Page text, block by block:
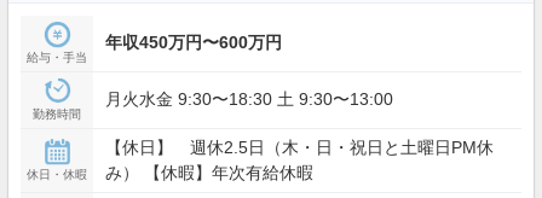
給与・手当
年収450万円〜600万円
勤務時間
月火水金 9:30〜18:30 土 9:30〜13:00
休日・休暇
【休日】 週休2.5日（木・日・祝日と土曜日PM休
み） 【休暇】年次有給休暇